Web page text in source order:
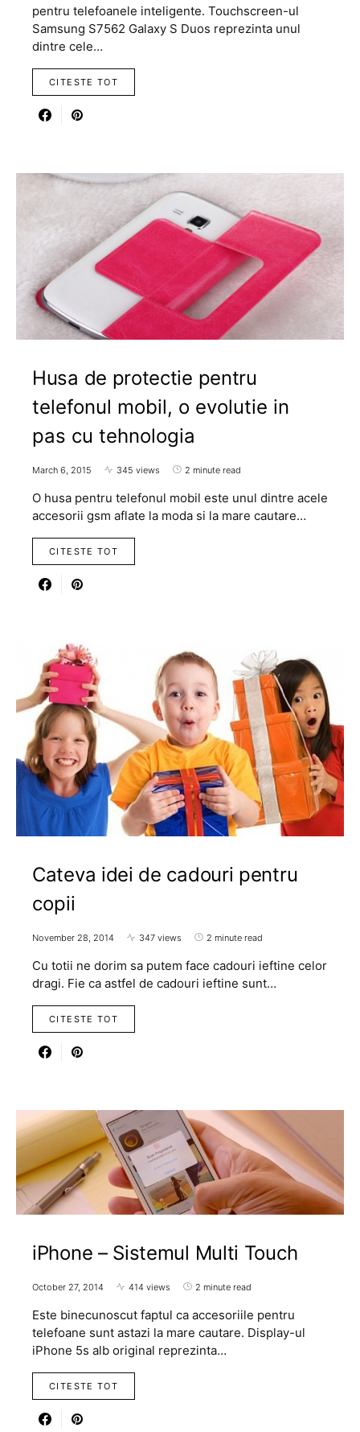
pentru telefoanele inteligente. Touchscreen-ul
Samsung S7562 Galaxy S Duos reprezinta unul
dintre cele…
CITESTE TOT
Husa de protectie pentru
telefonul mobil, o evolutie in
pas cu tehnologia
March 6, 2015 345 views 2 minute read
O husa pentru telefonul mobil este unul dintre acele
accesorii gsm aflate la moda si la mare cautare…
CITESTE TOT
Cateva idei de cadouri pentru
copii
November 28, 2014 347 views 2 minute read
Cu totii ne dorim sa putem face cadouri ieftine celor
dragi. Fie ca astfel de cadouri ieftine sunt…
CITESTE TOT
iPhone – Sistemul Multi Touch
October 27, 2014 414 views 2 minute read
Este binecunoscut faptul ca accesoriile pentru
telefoane sunt astazi la mare cautare. Display-ul
iPhone 5s alb original reprezinta…
CITESTE TOT